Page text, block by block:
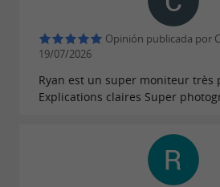
Para todos los
sesión informativa previa y
el equipo necesario (chaleco,
BOYAS REMOLCABLES
¡Deslízate sobre el agua a
y adrenalina garantizadas.
Opinión publicada por
19/07/2026
Ryan est un super moniteur très
Explications claires Super